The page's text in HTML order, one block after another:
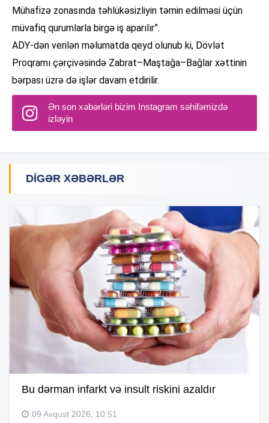
Mühafizə zonasında təhlükəsizliyin təmin edilməsi üçün
müvafiq qurumlarla birgə iş aparılır”.
ADY-dən verilən məlumatda qeyd olunub ki, Dövlət
Proqramı çərçivəsində Zabrat–Maştağa–Bağlar xəttinin
bərpası üzrə də işlər davam etdirilir.
Ən son xəbərləri bizim Instagram səhifəmizdə
izləyin
DIGƏR XƏBƏRLƏR
Bu dərman infarkt və insult riskini azaldır
09 Avqust 2026, 10:51